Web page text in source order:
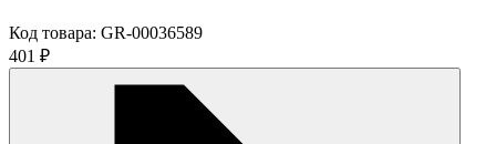
Код товара: GR-00036589
401 ₽